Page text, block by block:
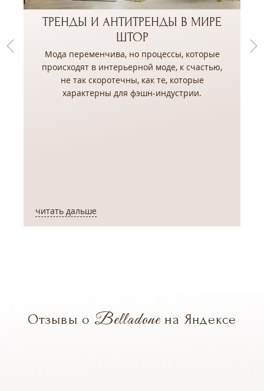
ТРЕНДЫ И АНТИТРЕНДЫ В МИРЕ
ШТОР
Мода переменчива, но процессы, которые
происходят в интерьерной моде, к счастью,
не так скоротечны, как те, которые
характерны для фэшн-индустрии.
читать дальше
Отзывы о Belladoneна Яндексе